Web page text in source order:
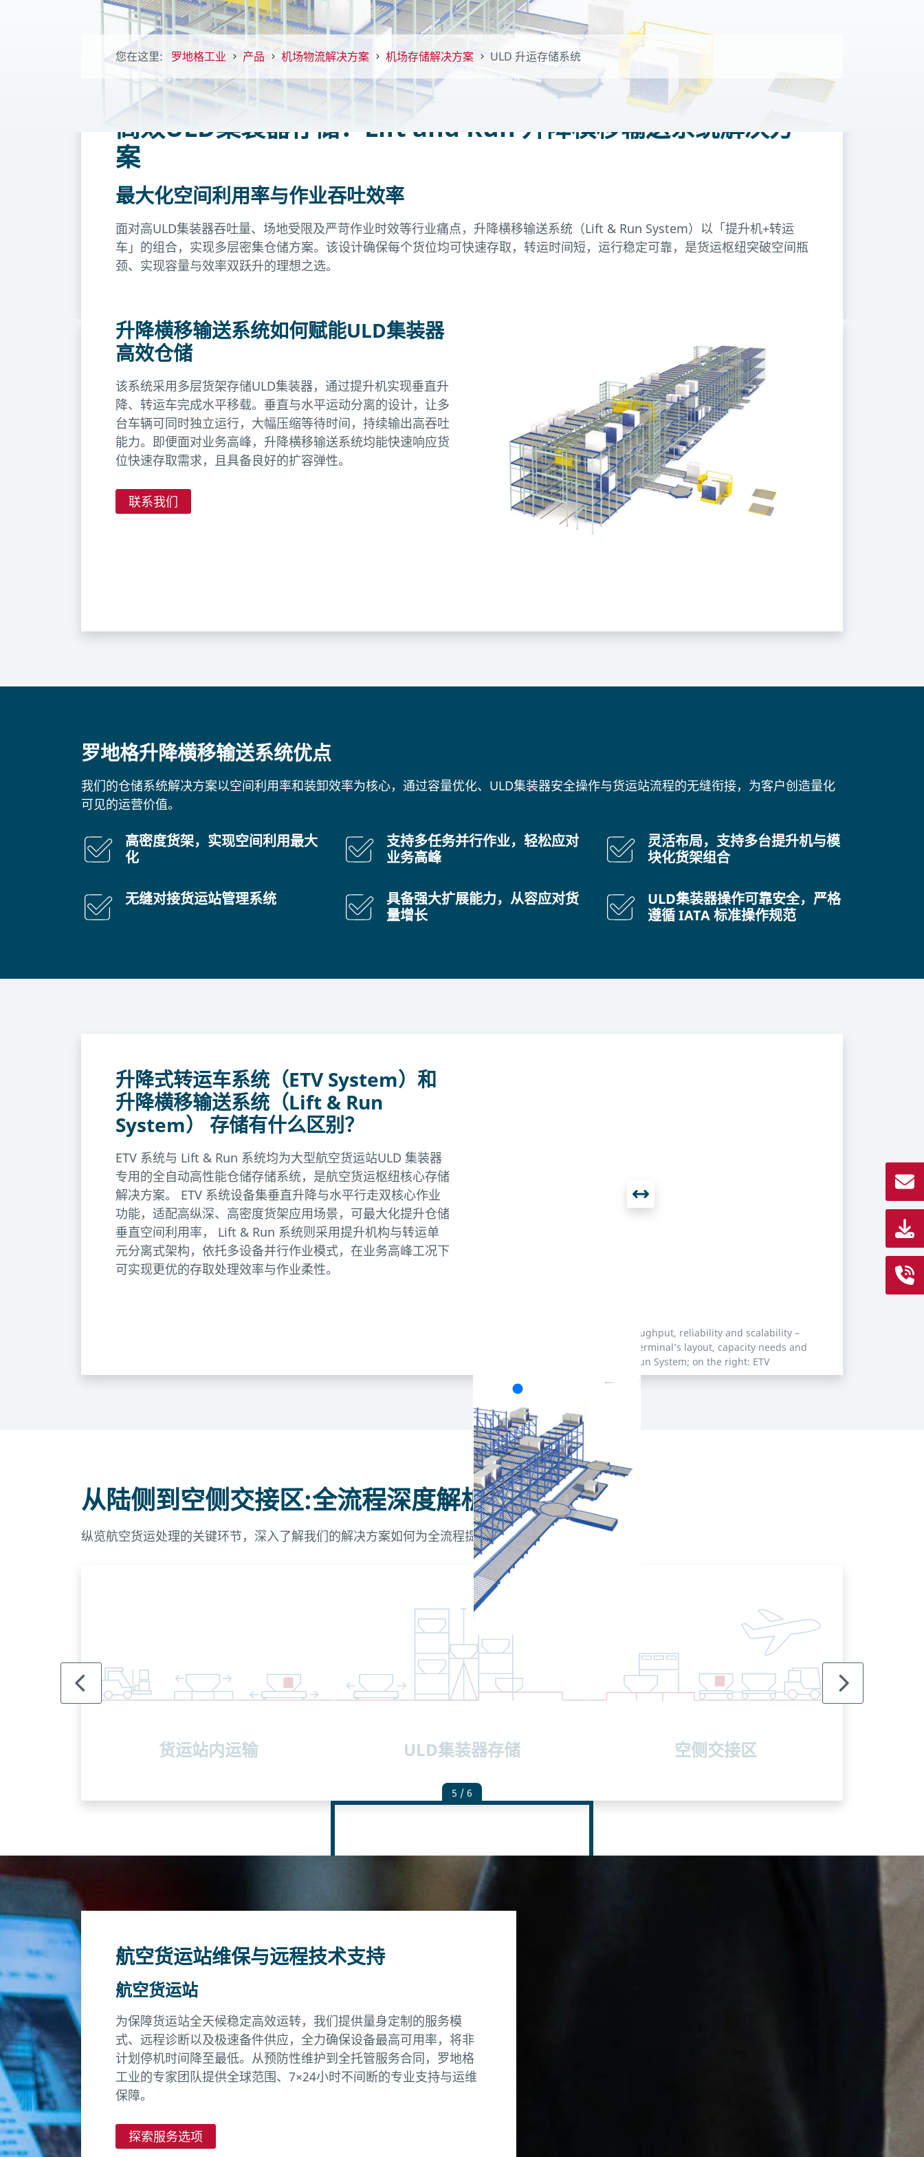
您在这里: 罗地格工业 产品 机场物流解决方案 机场存储解决方案 ULD 升运存储系统
高效ULD集装器存储：Lift and Run 升降横移输送系统解决方
案
最大化空间利用率与作业吞吐效率
面对高ULD集装器吞吐量、场地受限及严苛作业时效等行业痛点，升降横移输送系统（Lift & Run System）以「提升机+转运
车」的组合，实现多层密集仓储方案。该设计确保每个货位均可快速存取，转运时间短，运行稳定可靠，是货运枢纽突破空间瓶
颈、实现容量与效率双跃升的理想之选。
升降横移输送系统如何赋能ULD集装器
高效仓储
该系统采用多层货架存储ULD集装器，通过提升机实现垂直升
降、转运车完成水平移载。垂直与水平运动分离的设计，让多
台车辆可同时独立运行，大幅压缩等待时间，持续输出高吞吐
能力。即便面对业务高峰，升降横移输送系统均能快速响应货
位快速存取需求，且具备良好的扩容弹性。
联系我们
罗地格升降横移输送系统优点
我们的仓储系统解决方案以空间利用率和装卸效率为核心，通过容量优化、ULD集装器安全操作与货运站流程的无缝衔接，为客户创造量化
可见的运营价值。
高密度货架，实现空间利用最大
化
支持多任务并行作业，轻松应对
业务高峰
灵活布局，支持多台提升机与模
块化货架组合
无缝对接货运站管理系统
具备强大扩展能力，从容应对货
量增长
ULD集装器操作可靠安全，严格
遵循 IATA 标准操作规范
升降式转运车系统（ETV System）和
升降横移输送系统（Lift & Run
System） 存储有什么区别？
ETV 系统与 Lift & Run 系统均为大型航空货运站ULD 集装器
专用的全自动高性能仓储存储系统，是航空货运枢纽核心存储
解决方案。 ETV 系统设备集垂直升降与水平行走双核心作业
功能，适配高纵深、高密度货架应用场景，可最大化提升仓储
垂直空间利用率， Lift & Run 系统则采用提升机构与转运单
元分离式架构，依托多设备并行作业模式，在业务高峰工况下
可实现更优的存取处理效率与作业柔性。
Each concept delivers excellent throughput, reliability and scalability –
the best solution depends on your terminal’s layout, capacity needs and
growth strategy (on the left: Lift & Run System; on the right: ETV
从陆侧到空侧交接区:全流程深度解析
纵览航空货运处理的关键环节，深入了解我们的解决方案如何为全流程提供强力支持。
货运站内运输 ULD集装器存储 空侧交接区
5 / 6
航空货运站维保与远程技术支持
航空货运站
为保障货运站全天候稳定高效运转，我们提供量身定制的服务模
式、远程诊断以及极速备件供应，全力确保设备最高可用率，将非
计划停机时间降至最低。从预防性维护到全托管服务合同，罗地格
工业的专家团队提供全球范围、7×24小时不间断的专业支持与运维
保障。
探索服务选项